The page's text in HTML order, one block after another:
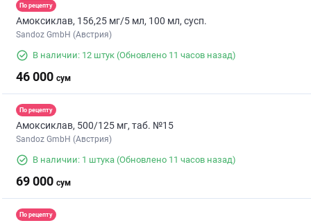
По рецепту
Амоксиклав, 156,25 мг/5 мл, 100 мл, сусп.
Sandoz GmbH (Австрия)
В наличии: 12 штук (Обновлено 11 часов назад)
46 000 сум
По рецепту
Амоксиклав, 500/125 мг, таб. №15
Sandoz GmbH (Австрия)
В наличии: 1 штука (Обновлено 11 часов назад)
69 000 сум
По рецепту